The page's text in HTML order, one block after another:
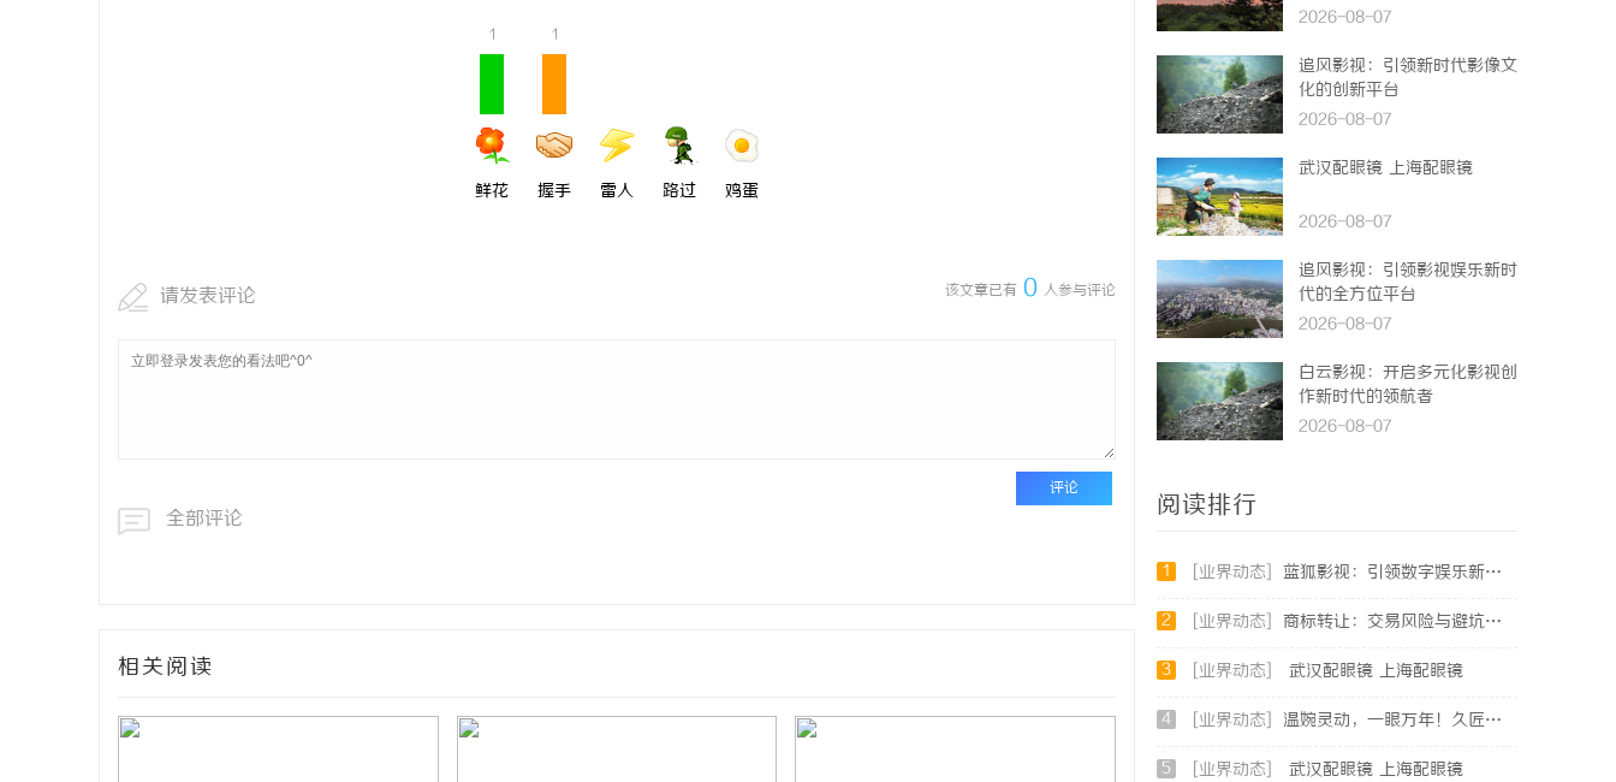
1
鲜花
1
握手 雷人 路过 鸡蛋
该文章已有 0 人参与评论
请发表评论
评论
全部评论
相关阅读
2026-08-07
追风影视：引领新时代影像文
化的创新平台
2026-08-07
武汉配眼镜 上海配眼镜
2026-08-07
追风影视：引领影视娱乐新时
代的全方位平台
2026-08-07
白云影视：开启多元化影视创
作新时代的领航者
2026-08-07
阅读排行
1 [业界动态] 蓝狐影视：引领数字娱乐新时代的先锋力量
2 [业界动态] 商标转让：交易风险与避坑指南
3 [业界动态] 武汉配眼镜 上海配眼镜
4 [业界动态] 温婉灵动，一眼万年！久匠量身定制的眉眼唇，才是你整张脸的点睛之笔！淡颜系女生的气质加分项
5 [业界动态] 武汉配眼镜 上海配眼镜